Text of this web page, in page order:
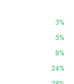
3%
5%
8%
24%